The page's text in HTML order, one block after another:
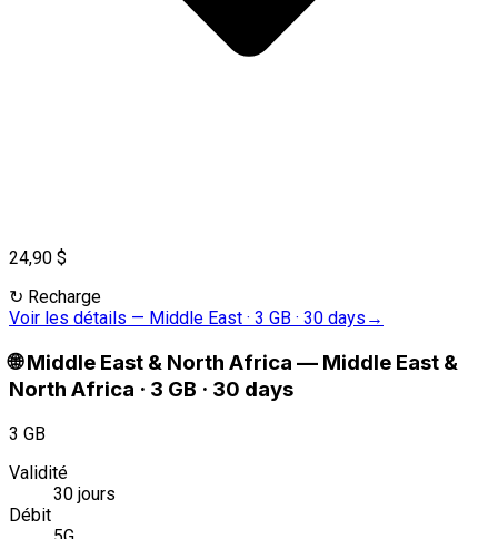
24,90 $
↻ Recharge
Voir les détails — Middle East · 3 GB · 30 days →
🌐 Middle East & North Africa — Middle East &
North Africa · 3 GB · 30 days
3 GB
Validité
30 jours
Débit